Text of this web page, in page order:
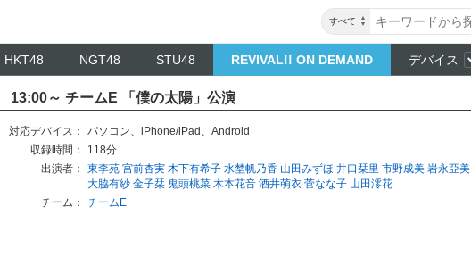
すべて
HKT48 NGT48 STU48 REVIVAL!! ON DEMAND デバイス
13:00～ チームE 「僕の太陽」公演
対応デバイス： パソコン、 iPhone/iPad 、 Android
収録時間：
118分
出演者：
東李苑 宮前杏実 木下有希子 水埜帆乃香 山田みずほ 井口栞里 市野成美 岩永亞美
大脇有紗 金子栞 鬼頭桃菜 木本花音 酒井萌衣 菅なな子 山田澪花
チーム：
チームE